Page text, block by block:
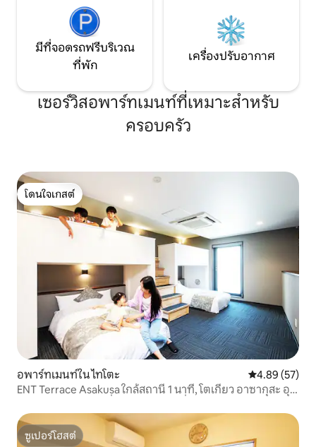
เด็ดอื่น ๆนอกจากนี้ยังสะดวกในการเลือก
ไปยังอุเอโนะเพื่อไปร้านอาหารที่มีชื่อเสียง
บนอินสตาแกรมและถนนช็อปปิ้งอาเมะโย
โกะ ที่ที่ต้องไปในโตเกียว!ทุกสิ่งที่คุณ
ต้องการตั้งแต่งานฝีมือไปจนถึงอาหารทะเล
และผลไม้!ไม่ควรพลาดอย่างแน่นอน!
โรงแรมได้รับการออกแบบในสไตล์ญี่ปุ่นที่
เรียบง่าย สร้างบรรยากาศที่เงียบสงบและ
สะดวกสบายเหมือนอยู่บ้านในขณะที่
เพลิดเพลินกับความสะดวกสบายคุณ
และมีสิ่งอำนวยความสะดวกครบครัน มี Wi-
Fi ไฟเบอร์ออปติก 10G อุปกรณ์ครัว และ
สิ่งของจำเป็นในชีวิตประจำวันทุกประเภทให้
บริการฟรีเพื่อให้มั่นใจว่าการเดินทางจะ
สะดวกสบายและไร้กังวลไม่ว่าคุณจะช็อปปิ้ง
หรือเที่ยวชมสถานที่ โรงแรมซิลเวอร์โบ้ทเป็น
ตัวเลือกที่ดีที่สุดที่จะช่วยให้คุณผ่อนคลาย
และเติมพลังสำหรับการเดินทางที่น่า
กดปุ่ม มีผ้าขนหนู ผ้
ตามจำนวนคน) มี
ผ้าได้ มีครีมอาบน้
ใช้งานได้ตามสบ
สัมภาระฟรี สื่อสา
Wi-Fi ฟรี คุณสามา
ต้องการทำความส
ให้ได้โดยมีค่าใช้จ่
วิธีเช็คอิน: เช็คอิ
กระบวนการ
มีที่จอดรถฟรีบริเวณ
ที่พัก
เครื่องปรับอากาศ
เซอร์วิสอพาร์ทเมนท์ที่เหมาะสำหรับ
ครอบครัว
โดนใจเกสต์
โดนใจเกสต์
อพาร์ทเมนท์ใน ไทโตะ คะแนนเฉลี่ย
4.89 (57)
ENT Terrace Asakusa ใกล้สถานี 1 นาที, โตเกียว อาซากุสะ อุ
ซูเปอร์โฮสต์
ซูเปอร์โฮสต์